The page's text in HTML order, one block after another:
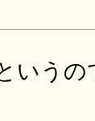
いうの